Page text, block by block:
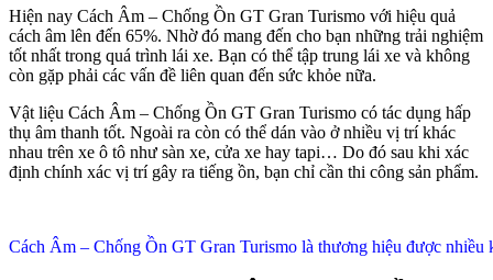
Hiện nay Cách Âm – Chống Ồn GT Gran Turismo với hiệu quả
cách âm lên đến 65%. Nhờ đó mang đến cho bạn những trải nghiệm
tốt nhất trong quá trình lái xe. Bạn có thể tập trung lái xe và không
còn gặp phải các vấn đề liên quan đến sức khỏe nữa.
Vật liệu Cách Âm – Chống Ồn GT Gran Turismo có tác dụng hấp
thụ âm thanh tốt. Ngoài ra còn có thể dán vào ở nhiều vị trí khác
nhau trên xe ô tô như sàn xe, cửa xe hay tapi… Do đó sau khi xác
định chính xác vị trí gây ra tiếng ồn, bạn chỉ cần thi công sản phẩm.
Cách Âm – Chống Ồn GT Gran Turismo là thương hiệu được nhiều